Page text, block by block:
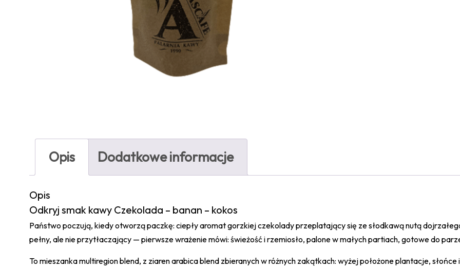
Opis Dodatkowe informacje
Opis
Odkryj smak kawy Czekolada – banan – kokos
Państwo poczują, kiedy otworzą paczkę: ciepły aromat gorzkiej czekolady przeplatający się ze słodkawą nutą
pełny, ale nie przytłaczający — pierwsze wrażenie mówi: świeżość i rzemiosło, palone w małych partiach, gotowe do
To mieszanka multiregion blend, z ziaren arabica blend zbieranych w różnych zakątkach: wyżej położone plantacje,